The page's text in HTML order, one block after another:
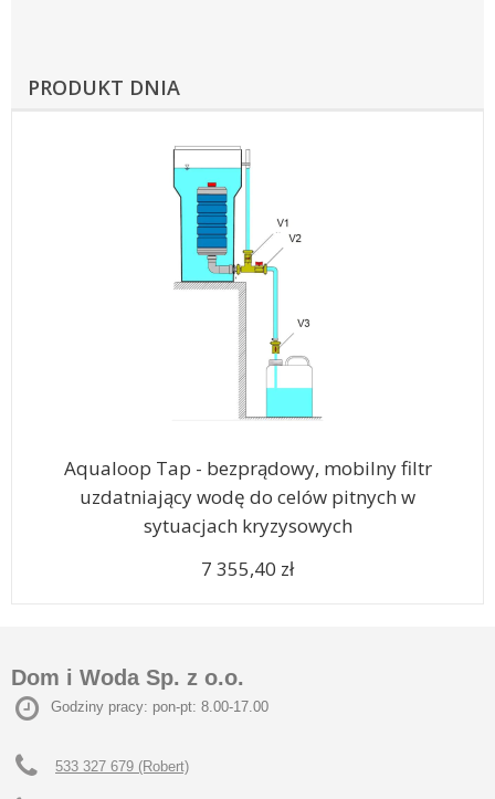
PRODUKT DNIA
Aqualoop Tap - bezprądowy, mobilny filtr
uzdatniający wodę do celów pitnych w
sytuacjach kryzysowych
7 355,40 zł
Dom i Woda Sp. z o.o.
Godziny pracy: pon-pt: 8.00-17.00
533 327 679 (Robert)